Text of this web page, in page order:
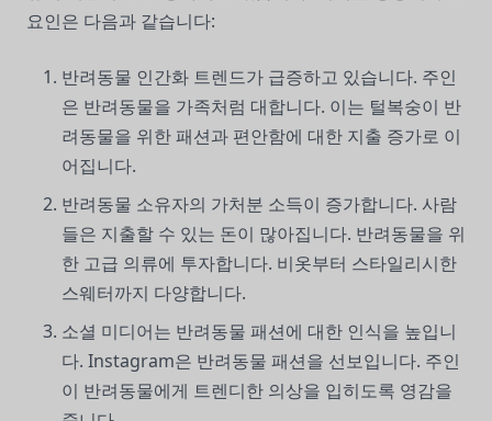
요인은 다음과 같습니다:
반려동물 인간화 트렌드가 급증하고 있습니다. 주인
은 반려동물을 가족처럼 대합니다. 이는 털복숭이 반
려동물을 위한 패션과 편안함에 대한 지출 증가로 이
어집니다.
반려동물 소유자의 가처분 소득이 증가합니다. 사람
들은 지출할 수 있는 돈이 많아집니다. 반려동물을 위
한 고급 의류에 투자합니다. 비옷부터 스타일리시한
스웨터까지 다양합니다.
소셜 미디어는 반려동물 패션에 대한 인식을 높입니
다. Instagram은 반려동물 패션을 선보입니다. 주인
이 반려동물에게 트렌디한 의상을 입히도록 영감을